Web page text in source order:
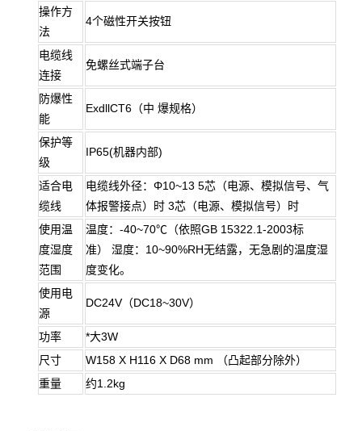
操作方
法
4个磁性开关按钮
电缆线
连接
免螺丝式端子台
防爆性
能
ExdllCT6（中 爆规格）
保护等
级
IP65(机器内部)
适合电
缆线
电缆线外径：Φ10~13 5芯（电源、模拟信号、气
体报警接点）时 3芯（电源、模拟信号）时
使用温
度湿度
范围
温度：-40~70℃（依照GB 15322.1-2003标
准） 湿度：10~90%RH无结露，无急剧的温度湿
度变化。
使用电
源
DC24V（DC18~30V）
功率
*大3W
尺寸
W158 X H116 X D68 mm （凸起部分除外）
重量
约1.2kg